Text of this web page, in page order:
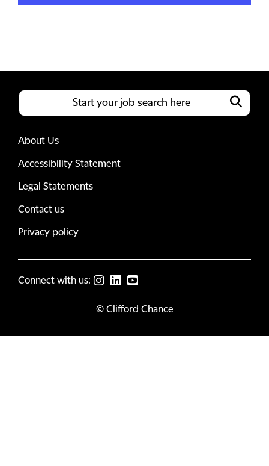
About Us
Accessibility Statement
Legal Statements
Contact us
Privacy policy
Connect with us:
© Clifford Chance